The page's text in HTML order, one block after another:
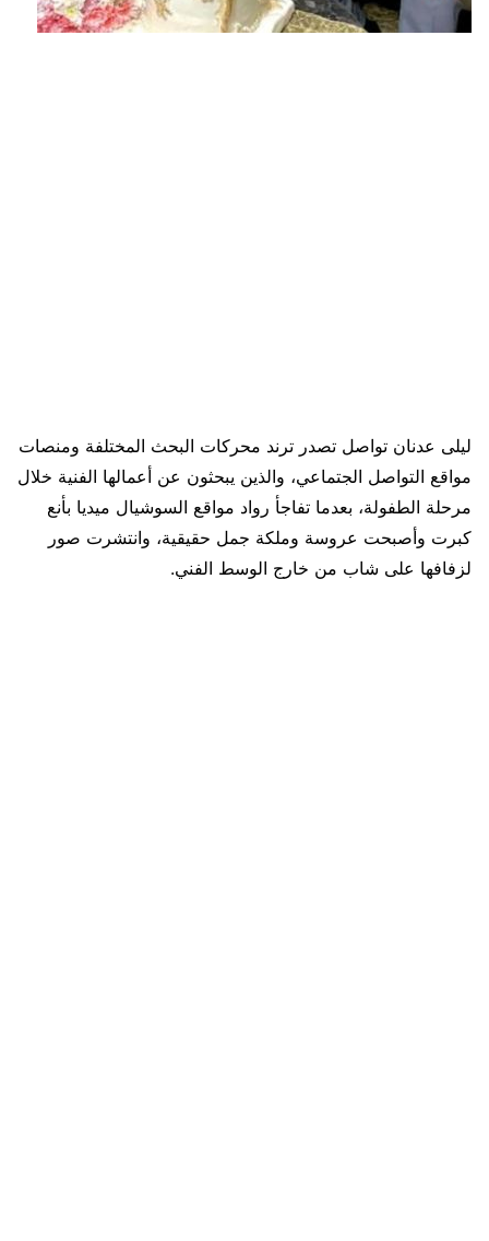
ليلى عدنان تواصل تصدر ترند محركات البحث المختلفة ومنصات
مواقع التواصل الجتماعي، والذين يبحثون عن أعمالها الفنية خلال
مرحلة الطفولة، بعدما تفاجأ رواد مواقع السوشيال ميديا بأنع
كبرت وأصبحت عروسة وملكة جمل حقيقية، وانتشرت صور
لزفافها على شاب من خارج الوسط الفني.